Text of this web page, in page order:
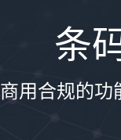
条
商用合规的功